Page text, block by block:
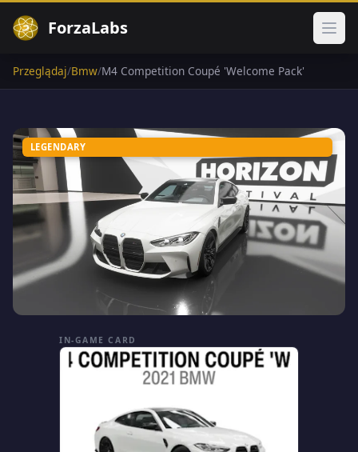
ForzaLabs
Przeglądaj/Bmw/M4 Competition Coupé 'Welcome Pack'
LEGENDARY
IN-GAME CARD